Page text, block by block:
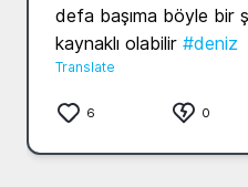
defa başıma böyle bir
kaynaklı olabilir #deniz
Translate
6 0